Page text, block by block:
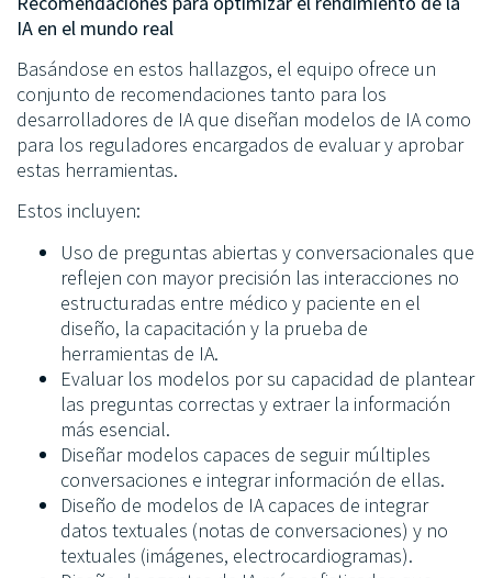
IA en el mundo real
Basándose en estos hallazgos, el equipo ofrece un
conjunto de recomendaciones tanto para los
desarrolladores de IA que diseñan modelos de IA como
para los reguladores encargados de evaluar y aprobar
estas herramientas.
Estos incluyen:
Uso de preguntas abiertas y conversacionales que
reflejen con mayor precisión las interacciones no
estructuradas entre médico y paciente en el
diseño, la capacitación y la prueba de
herramientas de IA.
Evaluar los modelos por su capacidad de plantear
las preguntas correctas y extraer la información
más esencial.
Diseñar modelos capaces de seguir múltiples
conversaciones e integrar información de ellas.
Diseño de modelos de IA capaces de integrar
datos textuales (notas de conversaciones) y no
textuales (imágenes, electrocardiogramas).